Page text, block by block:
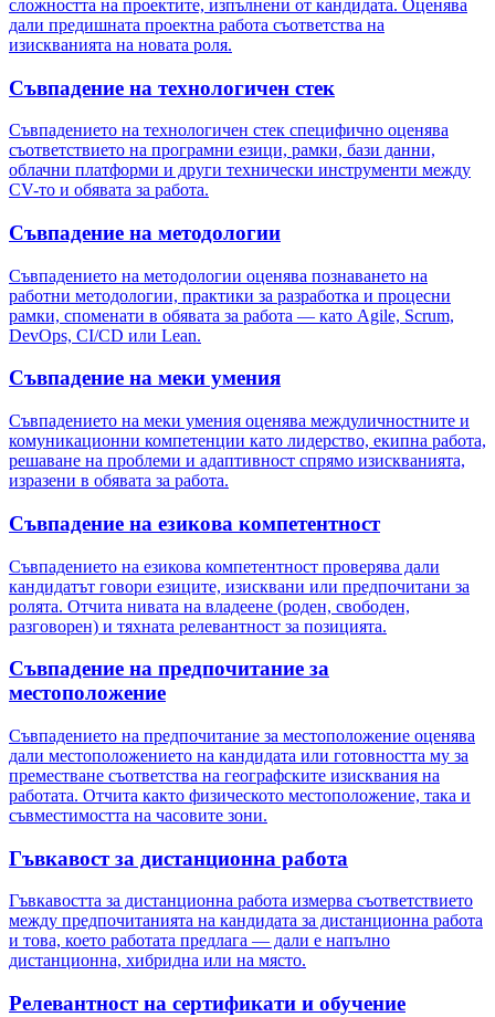
сложността на проектите, изпълнени от кандидата. Оценява
дали предишната проектна работа съответства на
изискванията на новата роля.
Съвпадение на технологичен стек
Съвпадението на технологичен стек специфично оценява
съответствието на програмни езици, рамки, бази данни,
облачни платформи и други технически инструменти между
CV-то и обявата за работа.
Съвпадение на методологии
Съвпадението на методологии оценява познаването на
работни методологии, практики за разработка и процесни
рамки, споменати в обявата за работа — като Agile, Scrum,
DevOps, CI/CD или Lean.
Съвпадение на меки умения
Съвпадението на меки умения оценява междуличностните и
комуникационни компетенции като лидерство, екипна работа,
решаване на проблеми и адаптивност спрямо изискванията,
изразени в обявата за работа.
Съвпадение на езикова компетентност
Съвпадението на езикова компетентност проверява дали
кандидатът говори езиците, изисквани или предпочитани за
ролята. Отчита нивата на владеене (роден, свободен,
разговорен) и тяхната релевантност за позицията.
Съвпадение на предпочитание за
местоположение
Съвпадението на предпочитание за местоположение оценява
дали местоположението на кандидата или готовността му за
преместване съответства на географските изисквания на
работата. Отчита както физическото местоположение, така и
съвместимостта на часовите зони.
Гъвкавост за дистанционна работа
Гъвкавостта за дистанционна работа измерва съответствието
между предпочитанията на кандидата за дистанционна работа
и това, което работата предлага — дали е напълно
дистанционна, хибридна или на място.
Релевантност на сертификати и обучение